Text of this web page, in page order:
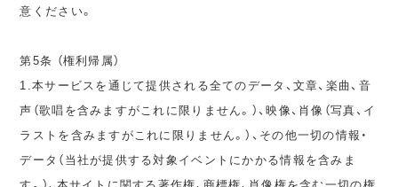
意ください。
第5条 （権利帰属）
1.本サービスを通じて提供される全てのデータ、文章、楽曲、音
声（歌唱を含みますがこれに限りません。）、映像、肖像（写真、イ
ラストを含みますがこれに限りません。）、その他一切の情報・
データ（当社が提供する対象イベントにかかる情報を含みま
す。）、本サイトに関する著作権、商標権、肖像権を含む一切の権